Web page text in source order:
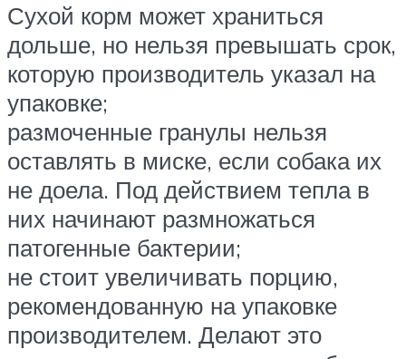
Сухой корм может храниться
дольше, но нельзя превышать срок,
которую производитель указал на
упаковке;
размоченные гранулы нельзя
оставлять в миске, если собака их
не доела. Под действием тепла в
них начинают размножаться
патогенные бактерии;
не стоит увеличивать порцию,
рекомендованную на упаковке
производителем. Делают это